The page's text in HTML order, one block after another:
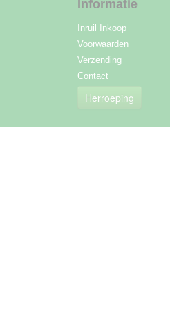
Informatie
Inruil Inkoop
Voorwaarden
Verzending
Contact
Herroeping